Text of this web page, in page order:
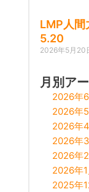
LMP人間
5.20
2026年5月20
月別ア
2026年
2026年
2026年
2026年
2026年
2026年1
2025年